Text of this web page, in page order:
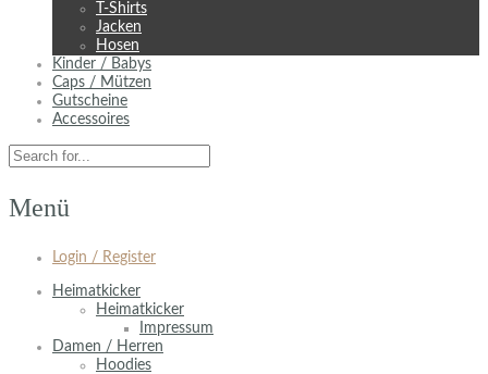
T-Shirts
Jacken
Hosen
Kinder / Babys
Caps / Mützen
Gutscheine
Accessoires
Menü
Login / Register
Heimatkicker
Heimatkicker
Impressum
Damen / Herren
Hoodies